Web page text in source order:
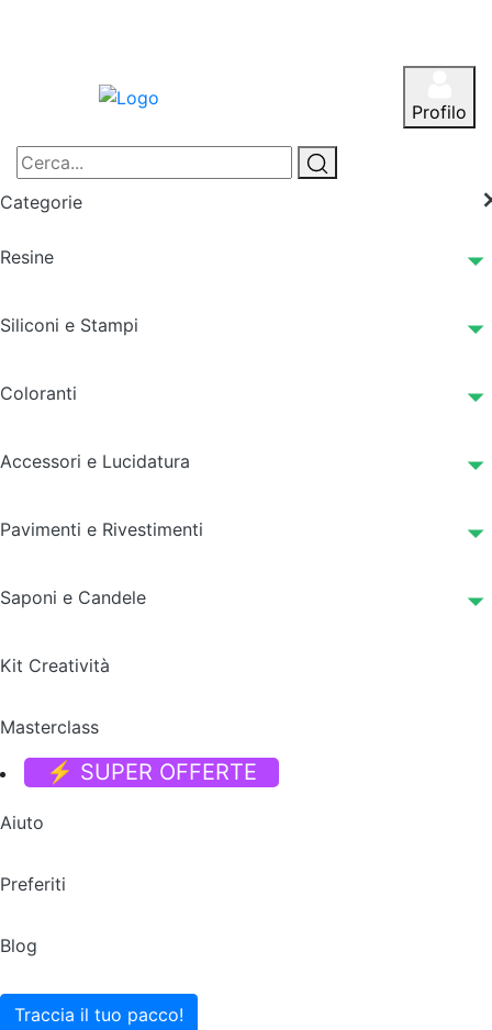
Profilo
Categorie
Resine
Siliconi e Stampi
Coloranti
Accessori e Lucidatura
Pavimenti e Rivestimenti
Saponi e Candele
Kit Creatività
Masterclass
⚡ SUPER OFFERTE
Aiuto
Preferiti
Blog
Traccia il tuo pacco!